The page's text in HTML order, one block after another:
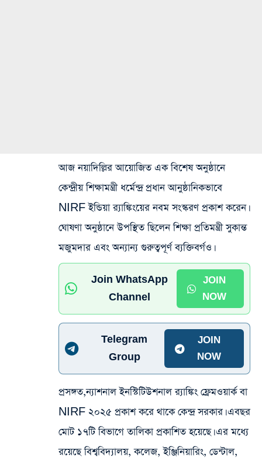
আজ নয়াদিল্লির আয়োজিত এক বিশেষ অনুষ্ঠানে
কেন্দ্রীয় শিক্ষামন্ত্রী ধর্মেন্দ্র প্রধান আনুষ্ঠানিকভাবে
NIRF ইন্ডিয়া র‍্যাঙ্কিংয়ের নবম সংস্করণ প্রকাশ করেন।
ঘোষণা অনুষ্ঠানে উপস্থিত ছিলেন শিক্ষা প্রতিমন্ত্রী সুকান্ত
মজুমদার এবং অন্যান্য গুরুত্বপূর্ণ ব্যক্তিবর্গও।
Join WhatsApp
Channel
JOIN
NOW
Telegram
Group
JOIN
NOW
প্রসঙ্গত,ন্যাশনাল ইনস্টিটিউশনাল র‍্যাঙ্কিং ফ্রেমওয়ার্ক বা
NIRF ২০২৫ প্রকাশ করে থাকে কেন্দ্র সরকার। এবছর
মোট ১৭টি বিভাগে তালিকা প্রকাশিত হয়েছে। এর মধ্যে
রয়েছে বিশ্ববিদ্যালয়, কলেজ, ইঞ্জিনিয়ারিং, ডেন্টাল,